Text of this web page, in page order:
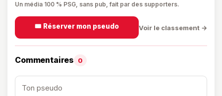
Un média 100 % PSG, sans pub, fait par des supporters.
🎟️ Réserver mon pseudo Voir le classement →
Commentaires 0